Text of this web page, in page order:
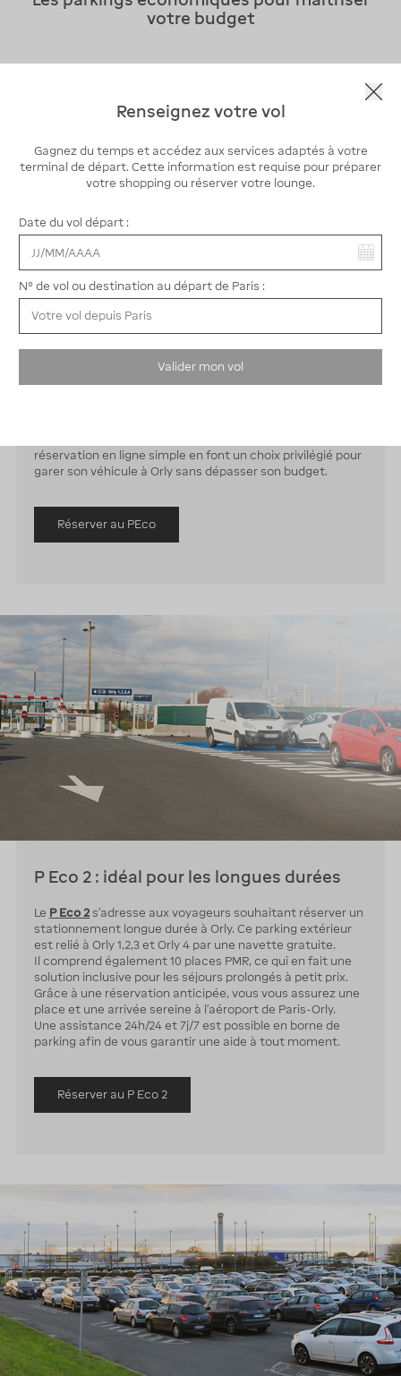
votre budget
P ECO : stationner malin à petit prix
est un parking économique très apprécié
réservation en ligne simple en font un choix privilégié pour
garer son véhicule à Orly sans dépasser son budget.
Réserver au PEco
P Eco 2 : idéal pour les longues durées
Le P Eco 2s’adresse aux voyageurs souhaitant réserver un
stationnement longue durée à Orly. Ce parking extérieur
est relié à Orly 1,2,3 et Orly 4 par une navette gratuite.
Il comprend également 10 places PMR, ce qui en fait une
solution inclusive pour les séjours prolongés à petit prix.
Grâce à une réservation anticipée, vous vous assurez une
place et une arrivée sereine à l’aéroport de Paris-Orly.
Une assistance 24h/24 et 7j/7 est possible en borne de
parking afin de vous garantir une aide à tout moment.
Réserver au P Eco 2
Renseignez votre vol
Gagnez du temps et accédez aux services adaptés à votre
terminal de départ. Cette information est requise pour préparer
votre shopping ou réserver votre lounge.
Date du vol départ :
N° de vol ou destination au départ de Paris :
Valider mon vol